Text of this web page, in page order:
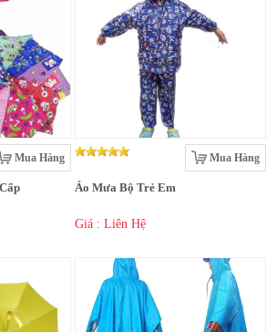
Mua Hàng Mua Hàng
Áo Mưa Bộ Trẻ Em
Giá : Liên Hệ